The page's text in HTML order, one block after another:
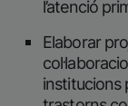
l’atenció
Elaborar
institucions